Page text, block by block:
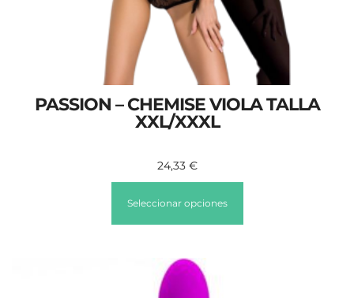
PASSION – CHEMISE VIOLA TALLA
XXL/XXXL
24,33 €
Seleccionar opciones